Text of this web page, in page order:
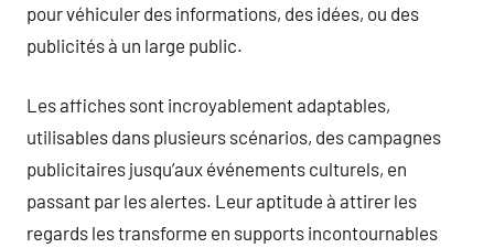
pour véhiculer des informations, des idées, ou des
publicités à un large public.
Les affiches sont incroyablement adaptables,
utilisables dans plusieurs scénarios, des campagnes
publicitaires jusqu’aux événements culturels, en
passant par les alertes. Leur aptitude à attirer les
regards les transforme en supports incontournables